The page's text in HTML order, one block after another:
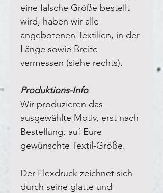
eine falsche Größe bestellt
wird, haben wir alle
angebotenen Textilien, in der
Länge sowie Breite
vermessen (siehe rechts).
Produktions-Info
Wir produzieren das
ausgewählte Motiv, erst nach
Bestellung, auf Eure
gewünschte Textil-Größe.
Der Flexdruck zeichnet sich
durch seine glatte und